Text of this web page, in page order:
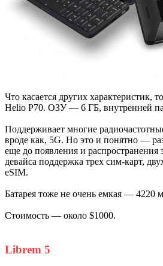
Что касается других характеристик,
Helio P70. ОЗУ — 6 ГБ, внутренней
Поддерживает многие
вроде как, 5G. Но это и понятно —
еще до появления и распространения
девайса поддержка трех сим-карт,
eSIM.
Батарея тоже не очень емкая — 4220
Стоимость — около $1000.
Librem 5